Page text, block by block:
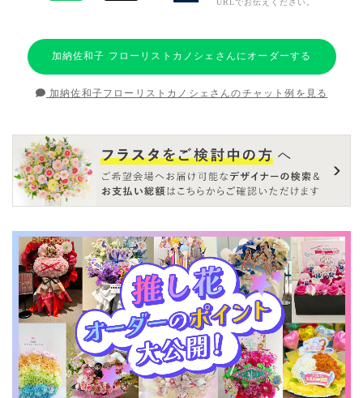
URLでお伝えください。
加納佐和子 フローリストカノシェさんにオーダーする
加納佐和子フローリストカノシェさんのチャット例を見る